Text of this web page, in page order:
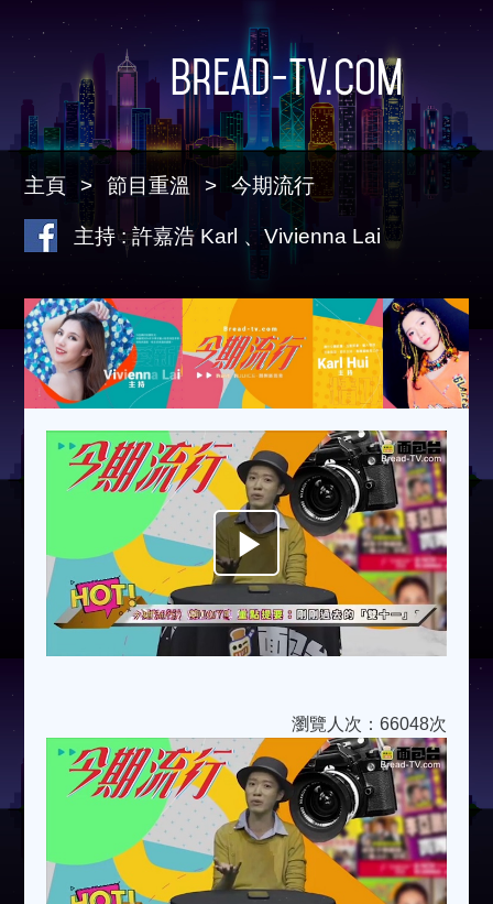
Bread-TV.com
主頁 節目重溫 今期流行
主持 : 許嘉浩 Karl 、Vivienna Lai
Play
Video
瀏覽人次：66048次